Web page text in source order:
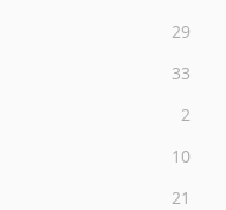
29
33
2
10
21